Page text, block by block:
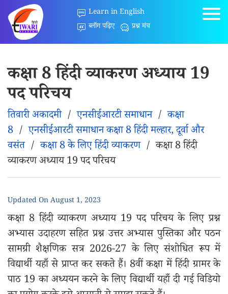
Learn in English
ब्लॉग पढ़िए
प्रश्न मंच
कक्षा 8 हिंदी व्याकरण अध्याय 19
पद परिचय
तिवारी अकादमी/एनसीईआरटी समाधान/कक्षा
8 /एनसीईआरटी समाधान कक्षा 8 हिंदी मल्हार, दूर्वा और
वसंत/कक्षा 8 के लिए हिंदी व्याकरण/कक्षा 8 हिंदी
व्याकरण अध्याय 19 पद परिचय
Updated OnAugust 1, 2023
कक्षा 8 हिंदी व्याकरण अध्याय 19 पद परिचय के लिए प्रश्न
अभ्यास उदाहरण सहित प्रश्न उत्तर अभ्यास पुस्तिका और पठन
सामग्री शैक्षणिक सत्र 2026-27 के लिए संशोधित रूप में
विद्यार्थी यहाँ से प्राप्त कर सकते हैं। 8वीं कक्षा में हिंदी ग्रामर के
पाठ 19 का अध्ययन करने के लिए विद्यार्थी यहाँ दी गई विडियो